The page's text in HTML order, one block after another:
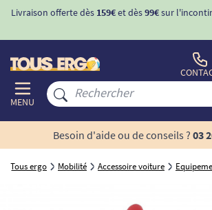
Livraison offerte dès 159€et dès99€sur
MENU
Besoin d'aide ou de conseils ? 03
Tous ergo Mobilité Accessoire voiture